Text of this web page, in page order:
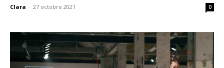
Clara - 27 octobre 2021 0